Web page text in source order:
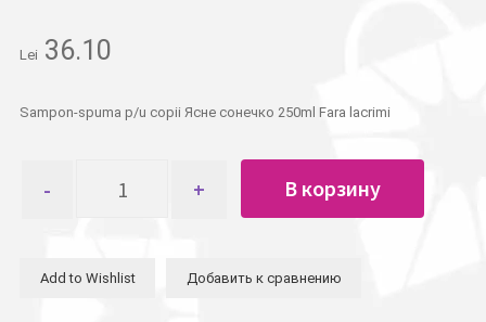
Lei 36.10
Sampon-spuma p/u copii Ясне сонечко 250ml Fara lacrimi
товара
Ясне
В корзину
Add to Wishlist Добавить к сравнению